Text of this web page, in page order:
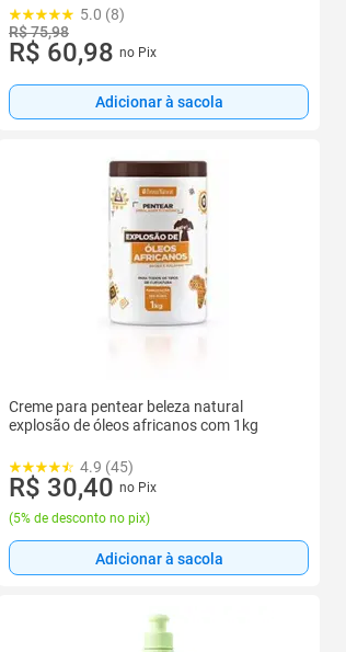
5.0 (8)
R$ 75,98
R$ 60,98 no Pix
Adicionar à sacola
Creme para pentear beleza natural
explosão de óleos africanos com 1kg
4.9 (45)
R$ 30,40 no Pix
(5% de desconto no pix)
Adicionar à sacola